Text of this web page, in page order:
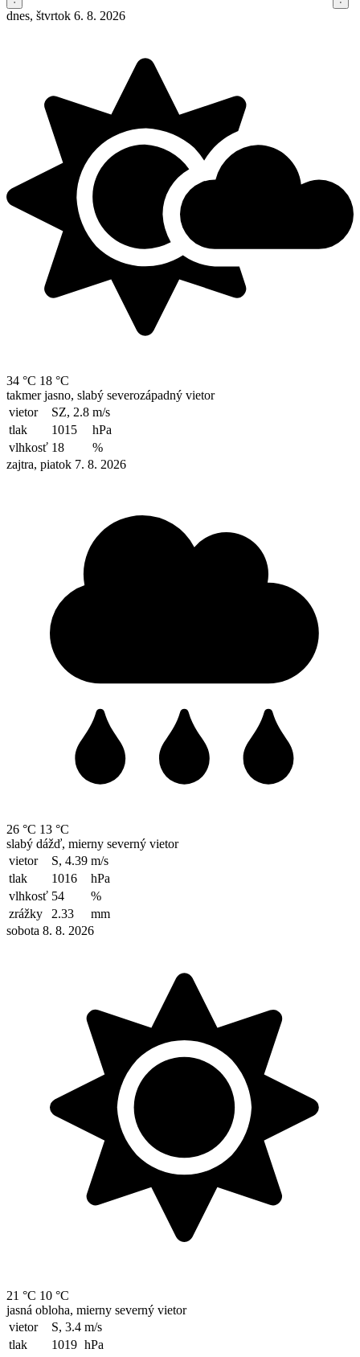
dnes, štvrtok 6. 8. 2026
34 °C 18 °C
takmer jasno, slabý severozápadný vietor
vietor
SZ, 2.8 m/s
tlak
1015
hPa
vlhkosť 18
%
zajtra, piatok 7. 8. 2026
26 °C 13 °C
slabý dážď, mierny severný vietor
vietor
S, 4.39 m/s
tlak
1016
hPa
vlhkosť 54
%
zrážky
2.33
mm
sobota 8. 8. 2026
21 °C 10 °C
jasná obloha, mierny severný vietor
vietor
S, 3.4 m/s
tlak
1019 hPa